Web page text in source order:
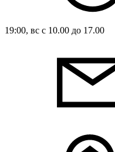
19:00, вс с 10.00 до 17.00